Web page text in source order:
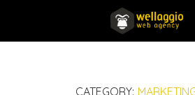
CATEGORY: